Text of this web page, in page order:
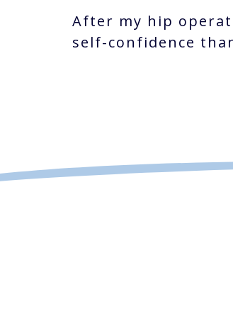
After my hip
self-confidence